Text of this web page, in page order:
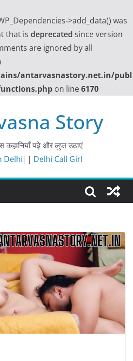
>add_data() was
that is deprecated since version
are ignored by all
antarvasnastory.net.in/publ
on line6170
Story
कहानियाँ पढ़े और लुप्त उठाएं
Delhi|| Delhi Call Girl